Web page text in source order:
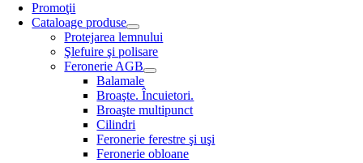
Promoţii
Cataloage produse
Protejarea lemnului
Şlefuire şi polisare
Feronerie AGB
Balamale
Broaşte. Încuietori.
Broaşte multipunct
Cilindri
Feronerie ferestre şi uşi
Feronerie obloane